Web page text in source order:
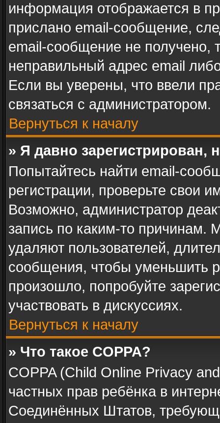
информация отображается в
прислано email-сообщение,
email-сообщение не получено,
неправильный адрес email
Если вы уверены, что ввели
связаться с администратором.
Вернуться к началу
» Я давно зарегистрирован,
Попытайтесь найти email-
регистрации, проверьте свои
Возможно, администратор
запись по каким-то причинам.
удаляют пользователей,
сообщения, чтобы уменьшить
произошло, попробуйте
участвовать в дискуссиях.
Вернуться к началу
» Что такое COPPA?
COPPA (Child Online Privacy
частных прав ребёнка в
Соединённых Штатов,